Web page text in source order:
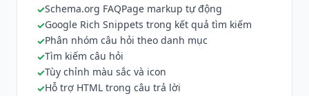
Schema.org FAQPage markup tự động
Google Rich Snippets trong kết quả tìm kiếm
Phân nhóm câu hỏi theo danh mục
Tìm kiếm câu hỏi
Tùy chỉnh màu sắc và icon
Hỗ trợ HTML trong câu trả lời